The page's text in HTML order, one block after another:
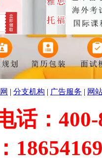
| 分支机构 | 广告服务 | 网
话：